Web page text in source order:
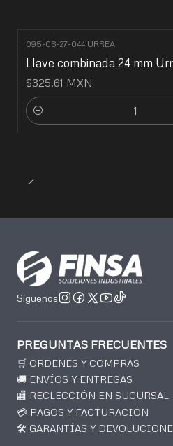
095-06-27-044|URREA
Llave combinada 24 mm
$325.61 MXN
Cantidad
Síguenos
PREGUNTAS FRECUENTES
🛒 ÓRDENES Y COMPRAS
🚚 ENVÍOS Y ENTREGAS
🏬 RECLECCIÓN EN SUCURSAL
💳 PAGOS Y FACTURACIÓN
🛠️ GARANTÍAS Y